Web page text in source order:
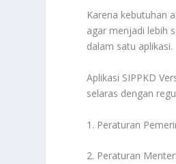
Karena kebutuhan
agar menjadi lebih
dalam satu aplikasi.
Aplikasi SIPPKD
selaras dengan
1. Peraturan
2. Peraturan